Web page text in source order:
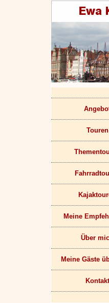
Touren
Meine
Über
Meine Gäste
Kontakt